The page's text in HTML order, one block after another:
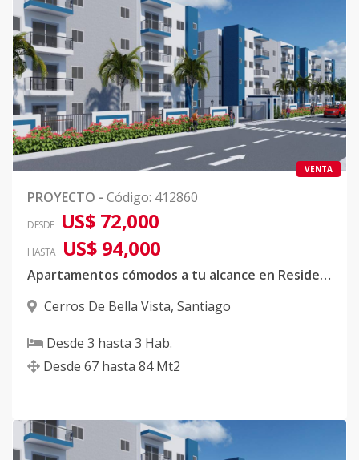
VENTA
PROYECTO - Código: 412860
DESDE US$ 72,000
HASTA US$ 94,000
Apartamentos cómodos a tu alcance en Residencial Serenity III
Cerros De Bella Vista, Santiago
Desde 3 hasta 3 Hab.
Desde 67 hasta 84 Mt2